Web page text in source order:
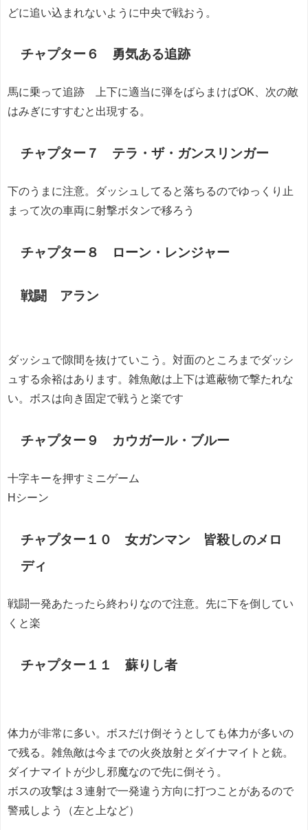
どに追い込まれないように中央で戦おう。
チャプター６ 勇気ある追跡
馬に乗って追跡 上下に適当に弾をばらまけばOK、次の敵
はみぎにすすむと出現する。
チャプター７ テラ・ザ・ガンスリンガー
下のうまに注意。ダッシュしてると落ちるのでゆっくり止
まって次の車両に射撃ボタンで移ろう
チャプター８ ローン・レンジャー
戦闘 アラン
ダッシュで隙間を抜けていこう。対面のところまでダッシ
ュする余裕はあります。雑魚敵は上下は遮蔽物で撃たれな
い。ボスは向き固定で戦うと楽です
チャプター９ カウガール・ブルー
十字キーを押すミニゲーム
Hシーン
チャプター１０ 女ガンマン 皆殺しのメロ
ディ
戦闘一発あたったら終わりなので注意。先に下を倒してい
くと楽
チャプター１１ 蘇りし者
体力が非常に多い。ボスだけ倒そうとしても体力が多いの
で残る。雑魚敵は今までの火炎放射とダイナマイトと銃。
ダイナマイトが少し邪魔なので先に倒そう。
ボスの攻撃は３連射で一発違う方向に打つことがあるので
警戒しよう（左と上など）